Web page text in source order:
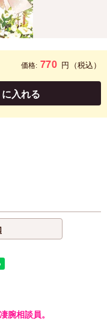
価格: 770 円 （税込）
に入れる
腕相談員。